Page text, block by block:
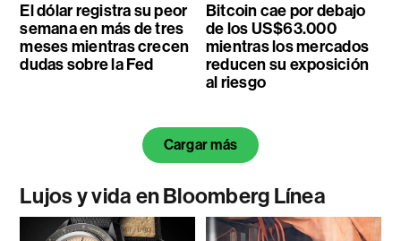
El dólar registra su peor
semana en más de tres
meses mientras crecen
dudas sobre la Fed
Bitcoin cae por debajo
de los US$63.000
mientras los mercados
reducen su exposición
al riesgo
Cargar más
Lujos y vida en Bloomberg Línea